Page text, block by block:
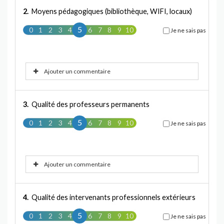
2. Moyens pédagogiques (bibliothèque, WIFI, locaux)
5
0 1 2 3 4 5 6 7 8 9 10 Je ne sais pas
Ajouter un commentaire
3. Qualité des professeurs permanents
5
0 1 2 3 4 5 6 7 8 9 10 Je ne sais pas
Ajouter un commentaire
4. Qualité des intervenants professionnels extérieurs
5
0 1 2 3 4 5 6 7 8 9 10 Je ne sais pas